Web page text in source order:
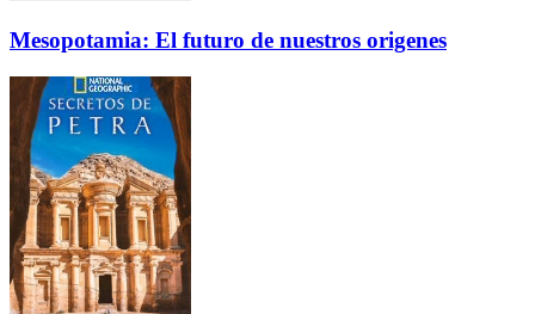
Mesopotamia: El futuro de nuestros origenes